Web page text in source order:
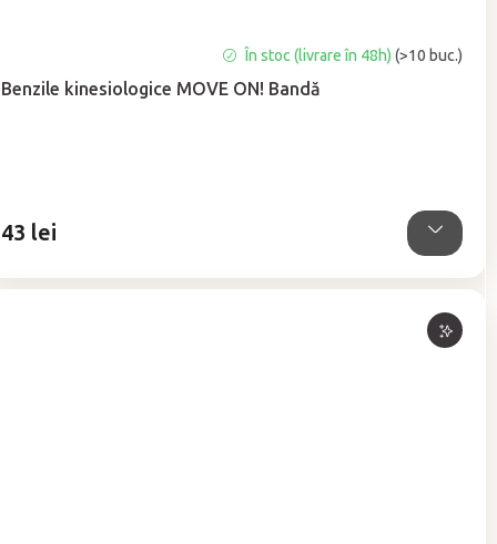
Benzile kinesiologice MOVE ON! Bandă
medie
a
stele.
În stoc (livrare în 48h)(>10 buc.)
43 lei